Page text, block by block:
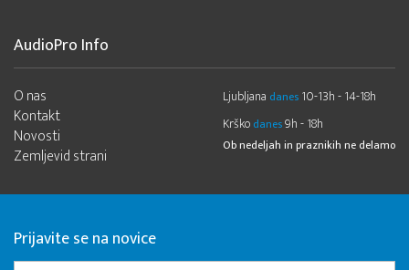
AudioPro Info
O nas
Kontakt
Novosti
Zemljevid strani
Ljubljana danes 10-13h - 14-18h
Krško danes9h - 18h
Ob nedeljah in praznikih ne delamo
Prijavite se na novice